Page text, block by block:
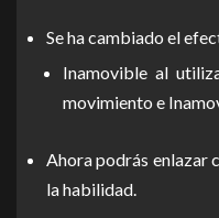
Se ha cambiado el
Inamovible al
movimiento e
Ahora podrás enlazar
la habilidad.